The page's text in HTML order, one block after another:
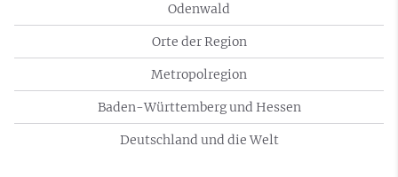
Odenwald
Orte der Region
Metropolregion
Baden-Württemberg und Hessen
Deutschland und die Welt